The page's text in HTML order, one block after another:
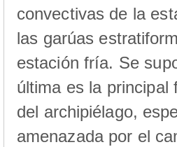
convectivas de la
las garúas
estación fría. Se
última es la principal
del archipiélago,
amenazada por el